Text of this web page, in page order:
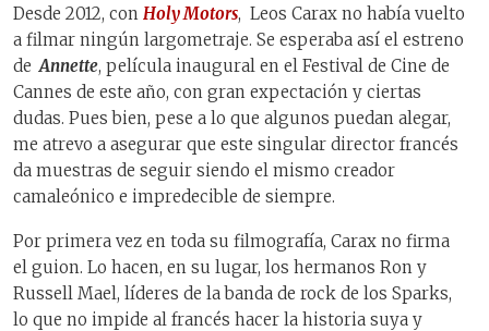
Desde 2012, con Holy Motors, Leos Carax no había vuelto
a filmar ningún largometraje. Se esperaba así el estreno
de Annette, película inaugural en el Festival de Cine de
Cannes de este año, con gran expectación y ciertas
dudas. Pues bien, pese a lo que algunos puedan alegar,
me atrevo a asegurar que este singular director francés
da muestras de seguir siendo el mismo creador
camaleónico e impredecible de siempre.
Por primera vez en toda su filmografía, Carax no firma
el guion. Lo hacen, en su lugar, los hermanos Ron y
Russell Mael, líderes de la banda de rock de los Sparks,
lo que no impide al francés hacer la historia suya y